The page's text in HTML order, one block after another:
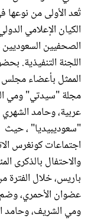
تُعد الأولى من
الكيان الإعلامي
الصحفيين
اللجنة التنفيذية.
الممثل بأعضاء مجلس
مجلة "سيدتي" ومي
عربية، وحامد
"سعوديبيديا" ،
والاحتفال بالذكرى
عضوان الأحمري،
ومي الشريف، وحامد